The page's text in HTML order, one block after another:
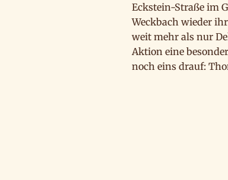
Eckstein-Straße im
Weckbach wieder
weit mehr als nur
Aktion eine
noch eins drauf: